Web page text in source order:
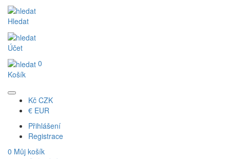
Hledat
Účet
0
Košík
Kč CZK
€ EUR
Přihlášení
Registrace
0 Můj košík